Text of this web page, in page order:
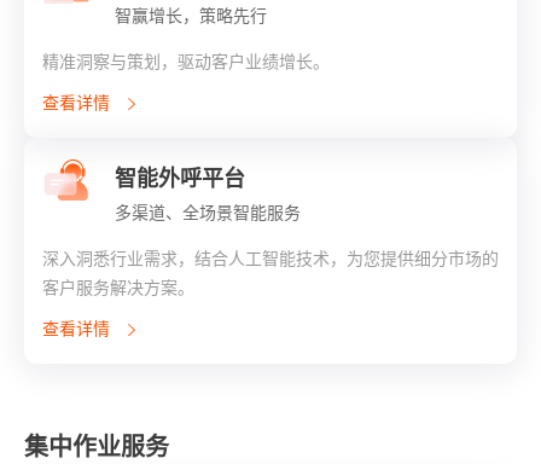
智赢增长，策略先行
精准洞察与策划，驱动客户业绩增长。
查看详情
智能外呼平台
多渠道、全场景智能服务
深入洞悉行业需求，结合人工智能技术，为您提供细分市场的
客户服务解决方案。
查看详情
集中作业服务